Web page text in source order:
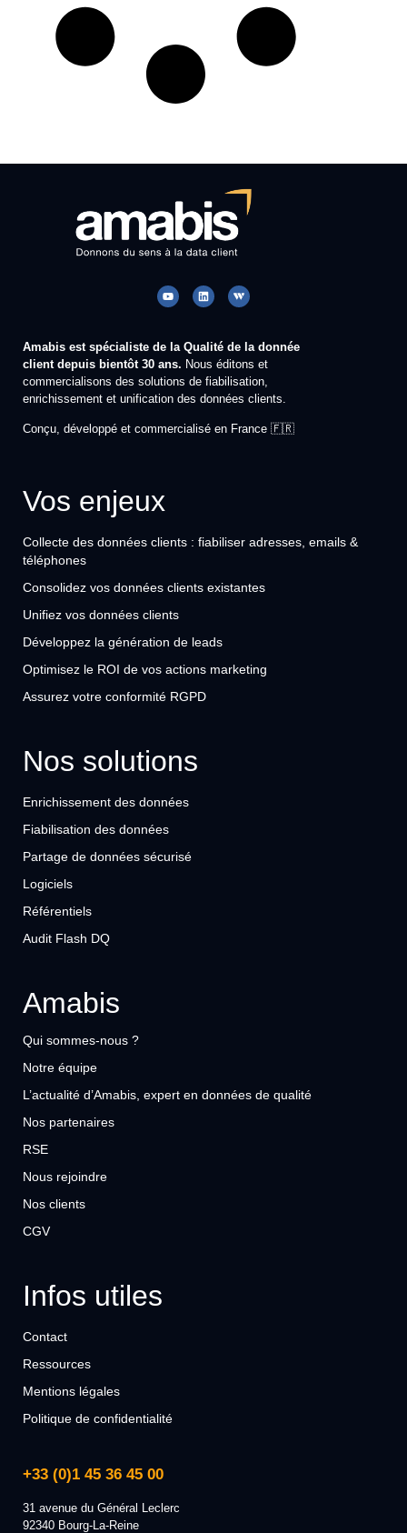
Amabis est spécialiste de la Qualité de la donnée
client depuis bientôt 30 ans. Nous éditons et
commercialisons des solutions de fiabilisation,
enrichissement et unification des données clients.
Conçu, développé et commercialisé en France 🇫🇷
Vos enjeux
Collecte des données clients : fiabiliser adresses, emails &
téléphones
Consolidez vos données clients existantes
Unifiez vos données clients
Développez la génération de leads
Optimisez le ROI de vos actions marketing
Assurez votre conformité RGPD
Nos solutions
Enrichissement des données
Fiabilisation des données
Partage de données sécurisé
Logiciels
Référentiels
Audit Flash DQ
Amabis
Qui sommes-nous ?
Notre équipe
L’actualité d’Amabis, expert en données de qualité
Nos partenaires
RSE
Nous rejoindre
Nos clients
CGV
Infos utiles
Contact
Ressources
Mentions légales
Politique de confidentialité
+33 (0)1 45 36 45 00
31 avenue du Général Leclerc
92340 Bourg-La-Reine